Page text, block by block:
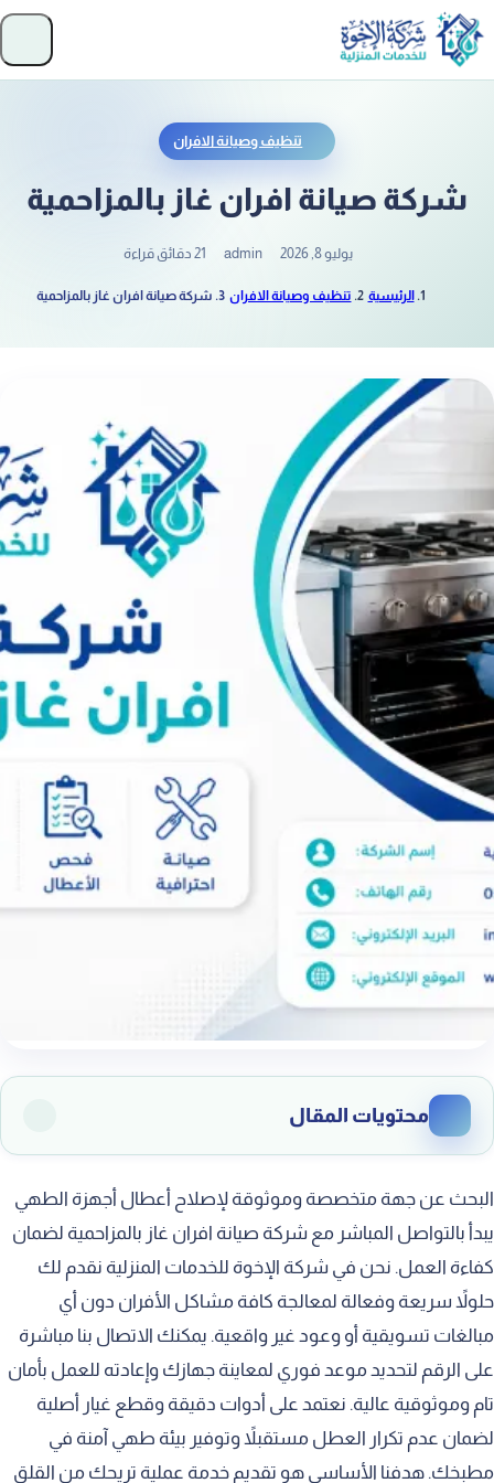
تخطَّ إلى المحتوى
تنظيف وصيانة الافران
شركة صيانة افران غاز بالمزاحمية
يوليو 8, 2026 admin 21 دقائق قراءة
الرئيسية تنظيف وصيانة الافران شركة صيانة افران غاز بالمزاحمية
محتويات المقال
مخاطر إهمال أعطال الأفران البسيطة
علامات تدل على حاجة الفرن للإصلاح
التعامل الفوري مع تسربات الغاز
معالجة ضعف استجابة الشعلات
إصلاح أعطال نظام الإشعال الذاتي
صيانة أبواب الأفران ومفصلاتها
البحث عن جهة متخصصة وموثوقة لإصلاح أعطال أجهزة الطهي
يبدأ بالتواصل المباشر مع شركة صيانة افران غاز بالمزاحمية لضمان
كفاءة العمل. نحن في شركة الإخوة للخدمات المنزلية نقدم لك
حلولاً سريعة وفعالة لمعالجة كافة مشاكل الأفران دون أي
مبالغات تسويقية أو وعود غير واقعية. يمكنك الاتصال بنا مباشرة
على الرقم لتحديد موعد فوري لمعاينة جهازك وإعادته للعمل بأمان
تام وموثوقية عالية. نعتمد على أدوات دقيقة وقطع غيار أصلية
لضمان عدم تكرار العطل مستقبلاً وتوفير بيئة طهي آمنة في
مطبخك. هدفنا الأساسي هو تقديم خدمة عملية تريحك من القلق